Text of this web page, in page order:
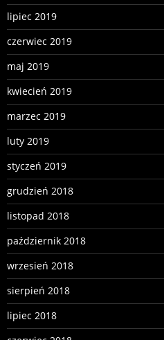
lipiec 2019
czerwiec 2019
maj 2019
kwiecień 2019
marzec 2019
luty 2019
styczeń 2019
grudzień 2018
listopad 2018
październik 2018
wrzesień 2018
sierpień 2018
lipiec 2018